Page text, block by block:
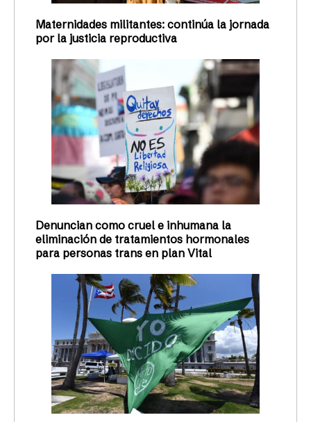
Maternidades militantes: continúa la jornada
por la justicia reproductiva
Denuncian como cruel e inhumana la
eliminación de tratamientos hormonales
para personas trans en plan Vital